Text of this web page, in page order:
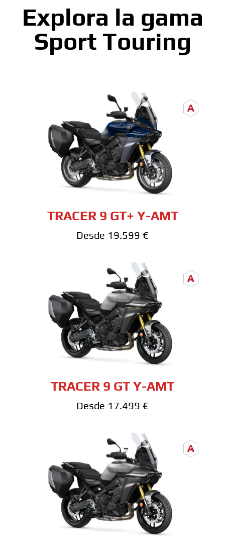
Explora la gama
Sport Touring
TRACER 9 GT+ Y-AMT
Desde 19.599 €
TRACER 9 GT Y-AMT
Desde 17.499 €